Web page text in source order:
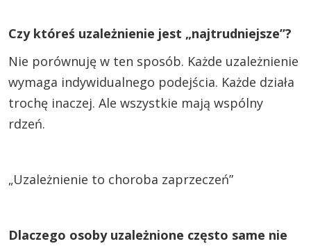
Czy któreś uzależnienie jest „najtrudniejsze”?
Nie porównuję w ten sposób. Każde uzależnienie
wymaga indywidualnego podejścia. Każde działa
trochę inaczej. Ale wszystkie mają wspólny
rdzeń.
„Uzależnienie to choroba zaprzeczeń”
Dlaczego osoby uzależnione często same nie